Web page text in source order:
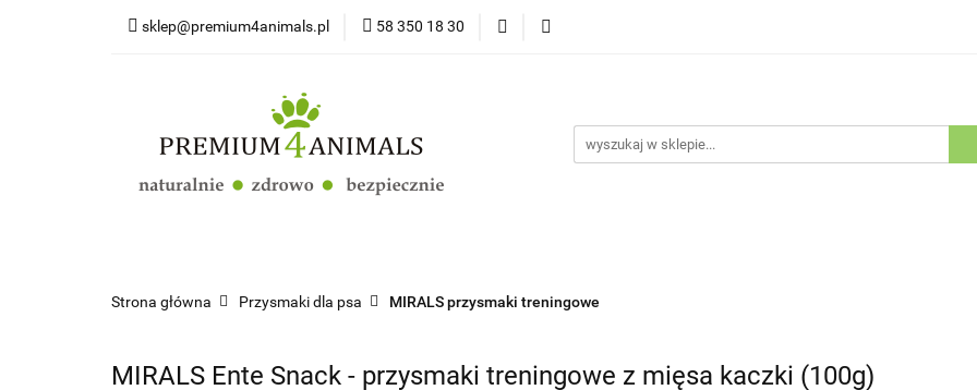
sklep@premium4animals.pl 58 350 18 30
Strona główna Psy
Strona główna Przysmaki dla psa MIRALS przysmaki treningowe
MIRALS Ente Snack - przysmaki treningowe z mięsa kaczki (100g)